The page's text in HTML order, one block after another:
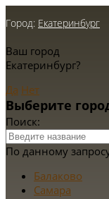
Город: Екатеринбург
Ваш город
Екатеринбург?
Да Нет
Выберите
Поиск:
По данному
Балаково
Самара